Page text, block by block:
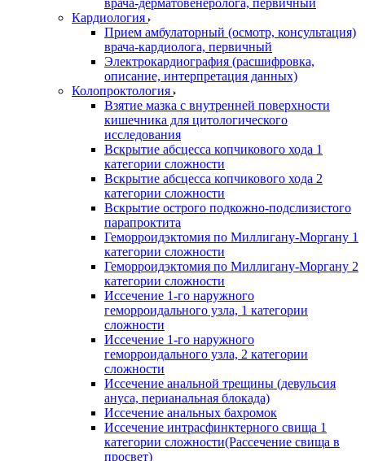
врача-дерматовенеролога, первичный
Кардиология
Прием амбулаторный (осмотр, консультация)
врача-кардиолога, первичный
Электрокардиография (расшифровка,
описание, интерпретация данных)
Колопроктология
Взятие мазка с внутренней поверхности
кишечника для цитологического
исследования
Вскрытие абсцесса копчикового хода 1
категории сложности
Вскрытие абсцесса копчикового хода 2
категории сложности
Вскрытие острого подкожно-подслизистого
парапроктита
Геморроидэктомия по Миллигану-Моргану 1
категории сложности
Геморроидэктомия по Миллигану-Моргану 2
категории сложности
Иссечение 1-го наружного
геморроидального узла, 1 категории
сложности
Иссечение 1-го наружного
геморроидального узла, 2 категории
сложности
Иссечение анальной трещины (девульсия
ануса, перианальная блокада)
Иссечение анальных бахромок
Иссечение интрасфинктерного свища 1
категории сложности(Рассечение свища в
просвет)